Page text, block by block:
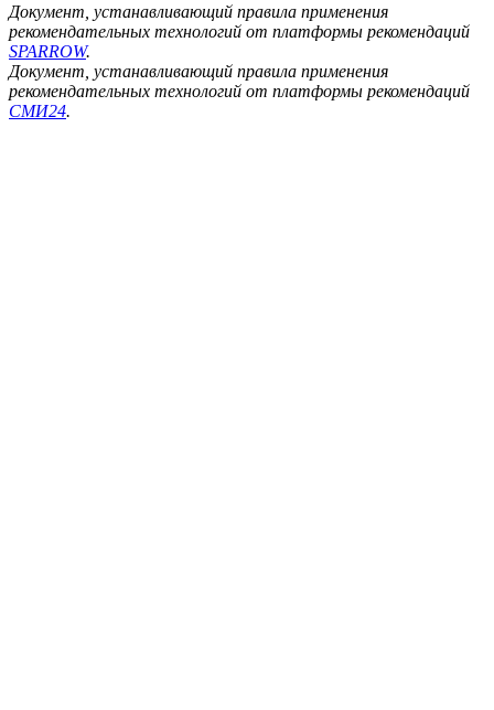
Документ, устанавливающий правила применения
рекомендательных технологий от платформы рекомендаций
SPARROW.
Документ, устанавливающий правила применения
рекомендательных технологий от платформы рекомендаций
СМИ24.